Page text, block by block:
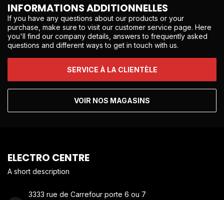
INFORMATIONS ADDITIONNELLES
If you have any questions about our products or your
purchase, make sure to visit our customer service page. Here
you'll find our company details, answers to frequently asked
questions and different ways to get in touch with us.
SERVICE À LA CLIENTÈLE
VOIR NOS MAGASINS
ELECTRO CENTRE
A short description
3333 rue de Carrefour porte 6 ou 7